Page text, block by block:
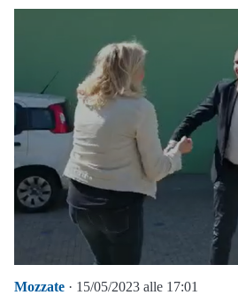
Mozzate · 15/05/2023 alle 17:01